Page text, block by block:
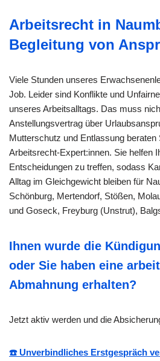
Arbeitsrecht in
Begleitung von
Viele Stunden unseres
Job. Leider sind Konflikte und
unseres Arbeitsalltags. Das muss
Anstellungsvertrag über
Mutterschutz und Entlassung beraten
Arbeitsrecht-Expert:innen. Sie helfen
Entscheidungen zu treffen, sodass
Alltag im Gleichgewicht bleiben für
Schönburg, Mertendorf, Stößen,
und Goseck, Freyburg (Unstrut),
Ihnen wurde die
oder Sie haben eine
Abmahnung erhalten?
Jetzt aktiv werden und die
☎️ Unverbindliches Erstgespräch